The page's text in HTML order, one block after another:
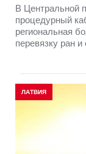
В Центральной
процедурный
региональная
перевязку ран
ЛАТВИЯ